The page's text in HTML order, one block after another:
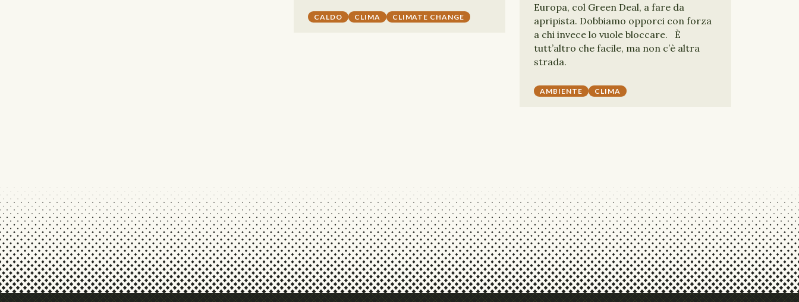
CALDO CLIMA CLIMATE CHANGE
Europa, col Green Deal, a fare da
apripista. Dobbiamo opporci con forza
a chi invece lo vuole bloccare. È
tutt’altro che facile, ma non c’è altra
strada.
AMBIENTE CLIMA